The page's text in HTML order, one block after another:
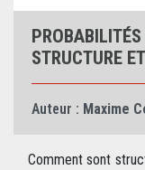
STRUCTURE
Auteur : Maxime
Comment sont